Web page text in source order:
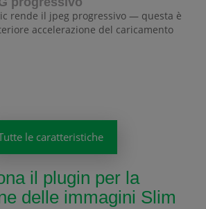
rende il jpeg progressivo — questa è
accelerazione del caricamento
le caratteristiche
il plugin per la
delle immagini Slim